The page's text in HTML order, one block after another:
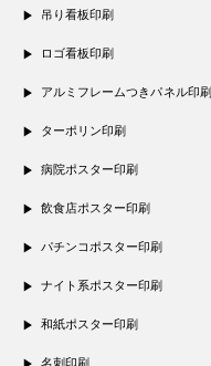
吊り看板印刷
ロゴ看板印刷
アルミフレームつきパネル印刷
ターポリン印刷
病院ポスター印刷
飲食店ポスター印刷
パチンコポスター印刷
ナイト系ポスター印刷
和紙ポスター印刷
名刺印刷